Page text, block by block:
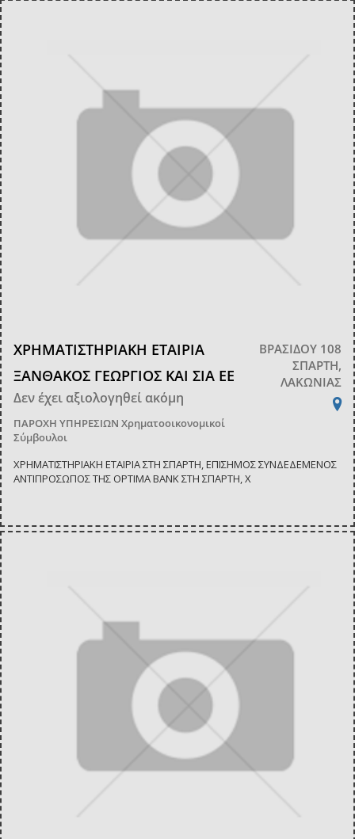
ΧΡΗΜΑΤΙΣΤΗΡΙΑΚΗ ΕΤΑΙΡΙΑ
ΞΑΝΘΑΚΟΣ ΓΕΩΡΓΙΟΣ ΚΑΙ ΣΙΑ ΕΕ
Δεν έχει αξιολογηθεί ακόμη
ΠΑΡΟΧΗ ΥΠΗΡΕΣΙΩΝ Χρηματοοικονομικοί
Σύμβουλοι
ΒΡΑΣΙΔΟΥ 108
ΣΠΑΡΤΗ,
ΛΑΚΩΝΙΑΣ
ΧΡΗΜΑΤΙΣΤΗΡΙΑΚΗ ΕΤΑΙΡΙΑ ΣΤΗ ΣΠΑΡΤΗ, ΕΠΙΣΗΜΟΣ ΣΥΝΔΕΔΕΜΕΝΟΣ
ΑΝΤΙΠΡΟΣΩΠΟΣ ΤΗΣ OPTIMA BANK ΣΤΗ ΣΠΑΡΤΗ, Χ